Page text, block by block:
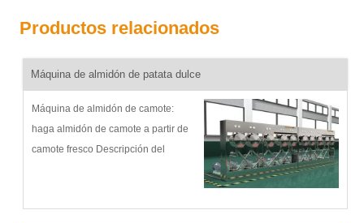
Productos relacionados
Máquina de almidón de patata dulce
Máquina de almidón de camote:
haga almidón de camote a partir de
camote fresco Descripción del
estado desarrollando continuamente